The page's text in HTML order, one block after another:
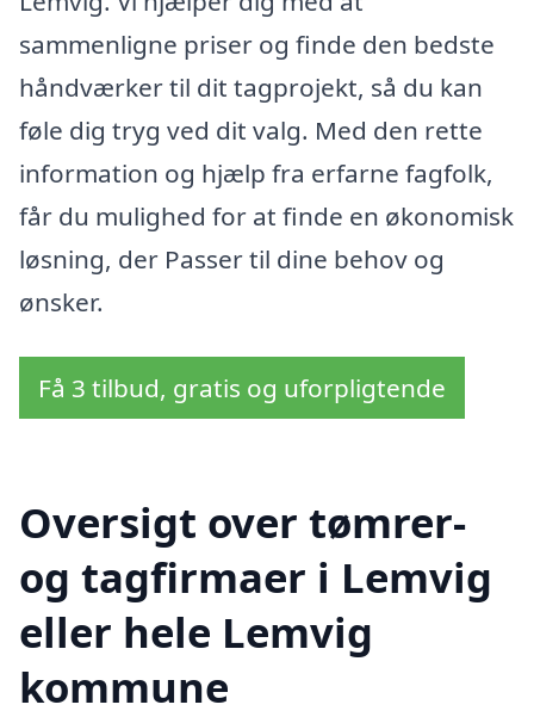
sammenligne priser og finde den bedste
håndværker til dit tagprojekt, så du kan
føle dig tryg ved dit valg. Med den rette
information og hjælp fra erfarne fagfolk,
får du mulighed for at finde en økonomisk
løsning, der Passer til dine behov og
ønsker.
Få 3 tilbud, gratis og uforpligtende
Oversigt over tømrer-
og tagfirmaer i Lemvig
eller hele Lemvig
kommune